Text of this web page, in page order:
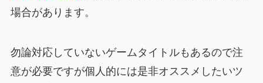
場合があります。
勿論対応していないゲームタイトルもあるので注
意が必要ですが個人的には是非オススメしたいツ